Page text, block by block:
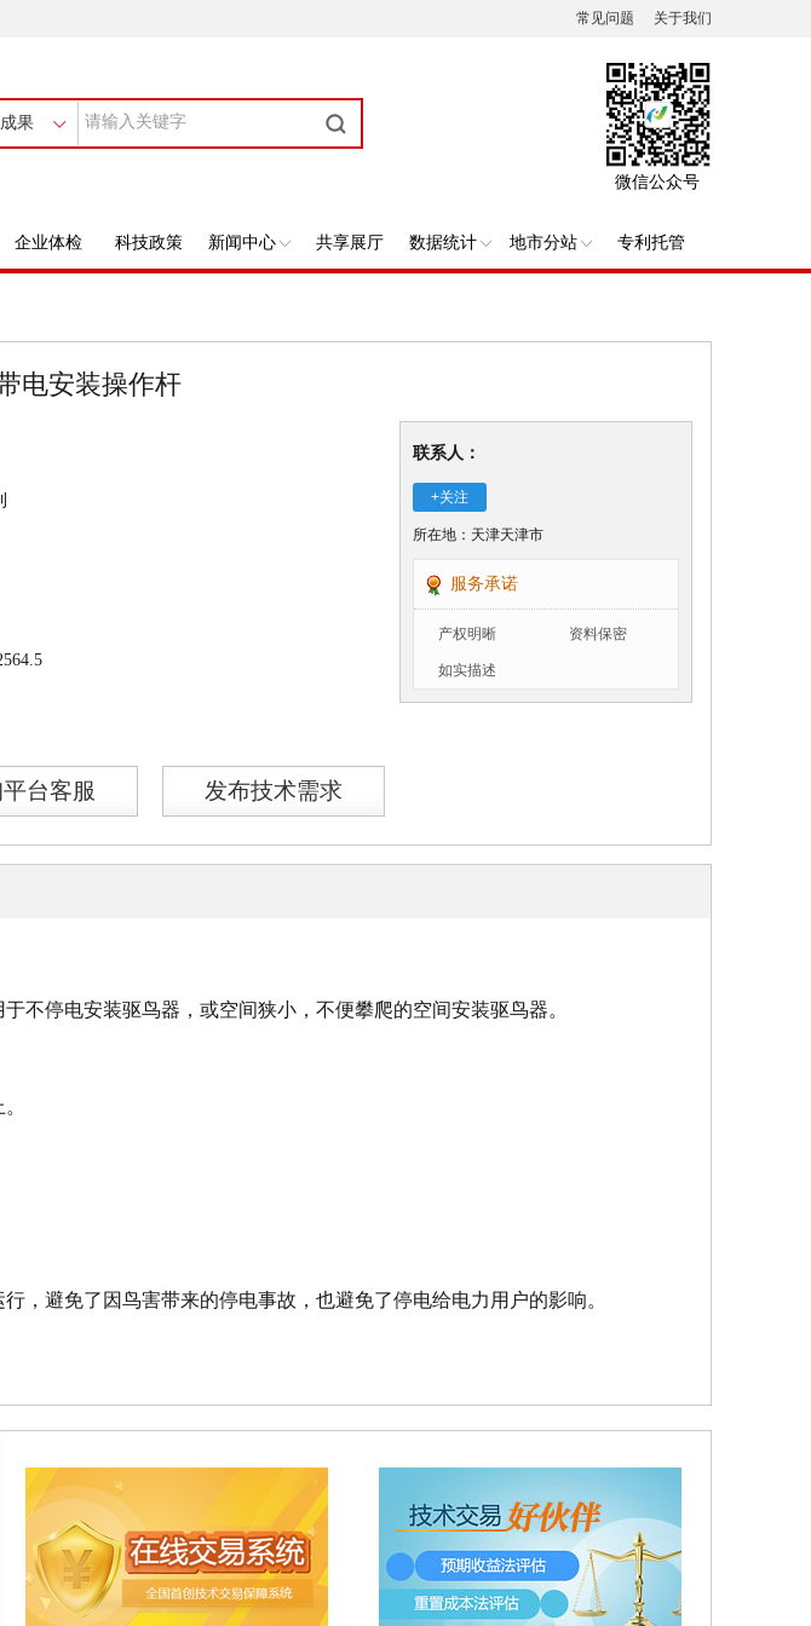
常见问题 关于我们
成果
微信公众号
企业体检 科技政策 新闻中心 共享展厅 数据统计 地市分站 专利托管
电安装操作杆
联系人：
+关注
所在地：天津天津市
服务承诺
产权明晰 资料保密
如实描述
台客服 发布技术需求
不停电安装驱鸟器，或空间狭小，不便攀爬的空间安装驱鸟器。
，避免了因鸟害带来的停电事故，也避免了停电给电力用户的影响。